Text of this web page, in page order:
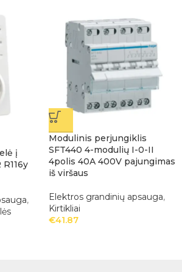
į
,
Modulinis perjungiklis
SFT440 4-modulių I-0-II
4polis 40A 400V pajungimas
iš viršaus
Elektros grandinių apsauga,
Kirtikliai
€41.87